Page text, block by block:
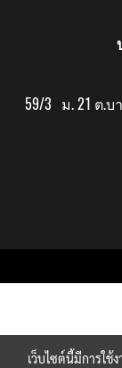
59/3 ม. 21 ต.บ
เว็บไซต์นี้มีการใ